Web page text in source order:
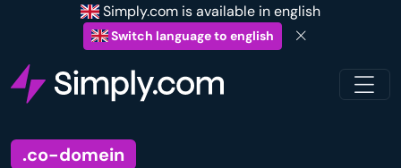
Simply.com is available in english
Switch language to english
.co-domein